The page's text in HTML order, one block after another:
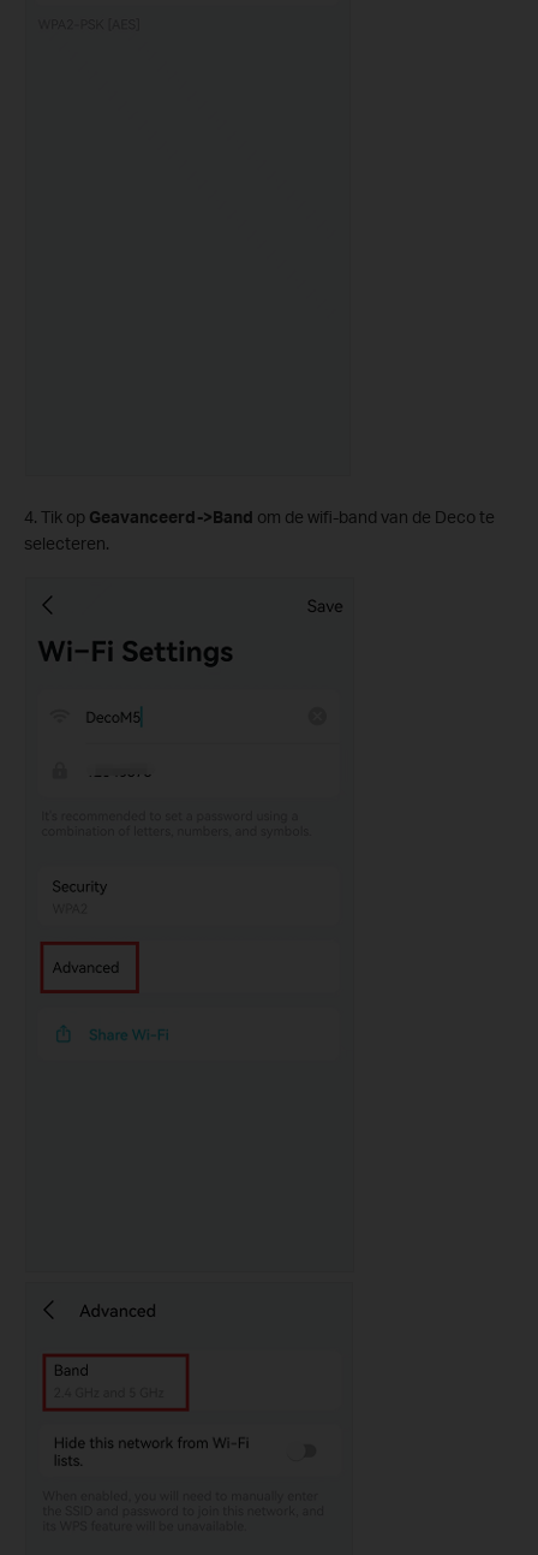
4. Tik op Geavanceerd->Band om de wifi-band van de Deco te
selecteren.